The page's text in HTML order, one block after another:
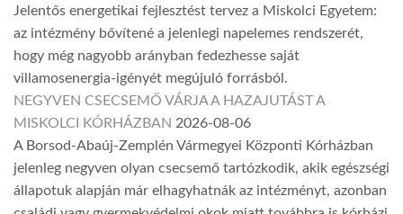
Jelentős energetikai fejlesztést tervez a Miskolci Egyetem:
az intézmény bővítené a jelenlegi napelemes rendszerét,
hogy még nagyobb arányban fedezhesse saját
villamosenergia-igényét megújuló forrásból.
NEGYVEN CSECSEMŐ VÁRJA A HAZAJUTÁST A
MISKOLCI KÓRHÁZBAN 2026-08-06
A Borsod-Abaúj-Zemplén Vármegyei Központi Kórházban
jelenleg negyven olyan csecsemő tartózkodik, akik egészségi
állapotuk alapján már elhagyhatnák az intézményt, azonban